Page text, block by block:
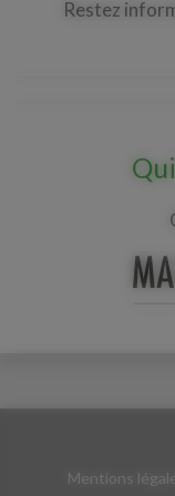
Restez
Mentions